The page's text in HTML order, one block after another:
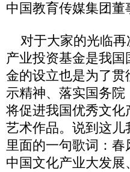
中国教育传媒集团董
对于大家的光临再
产业投资基金是我
金的设立也是为了
示精神、落实国务
将促进我国优秀文
艺术作品。说到这
里面的一句歌词：
中国文化产业大发